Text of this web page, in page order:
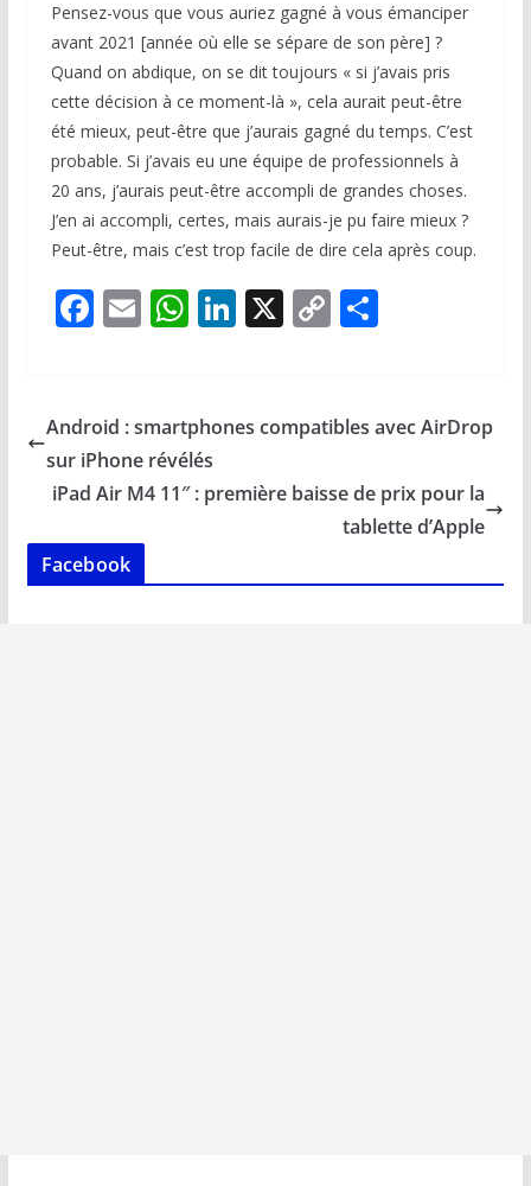
Pensez-vous que vous auriez gagné à vous émanciper
avant 2021 [année où elle se sépare de son père] ?
Quand on abdique, on se dit toujours « si j’avais pris
cette décision à ce moment-là », cela aurait peut-être
été mieux, peut-être que j’aurais gagné du temps. C’est
probable. Si j’avais eu une équipe de professionnels à
20 ans, j’aurais peut-être accompli de grandes choses.
J’en ai accompli, certes, mais aurais-je pu faire mieux ?
Peut-être, mais c’est trop facile de dire cela après coup.
F
b
o
o
k
E
l
W
s
A
p
Li
e
n
X C
y
n
k
P
g
Android : smartphones compatibles avec AirDrop
sur iPhone révélés
iPad Air M4 11″ : première baisse de prix pour la
tablette d’Apple
Facebook